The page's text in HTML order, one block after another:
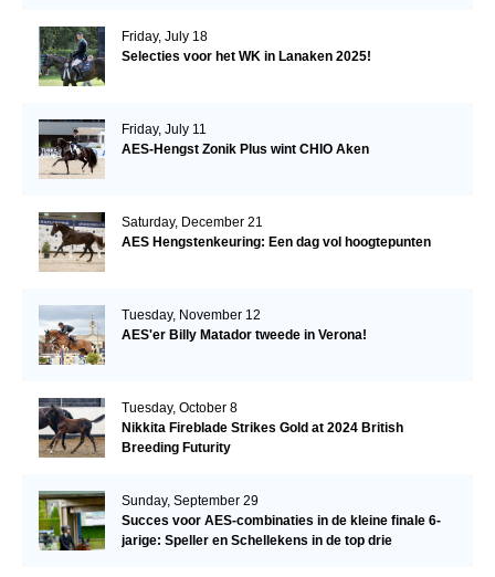
Friday, July 18
Selecties voor het WK in Lanaken 2025!
Friday, July 11
AES-Hengst Zonik Plus wint CHIO Aken
Saturday, December 21
AES Hengstenkeuring: Een dag vol hoogtepunten
Tuesday, November 12
AES'er Billy Matador tweede in Verona!
Tuesday, October 8
Nikkita Fireblade Strikes Gold at 2024 British
Breeding Futurity
Sunday, September 29
Succes voor AES-combinaties in de kleine finale 6-
jarige: Speller en Schellekens in de top drie